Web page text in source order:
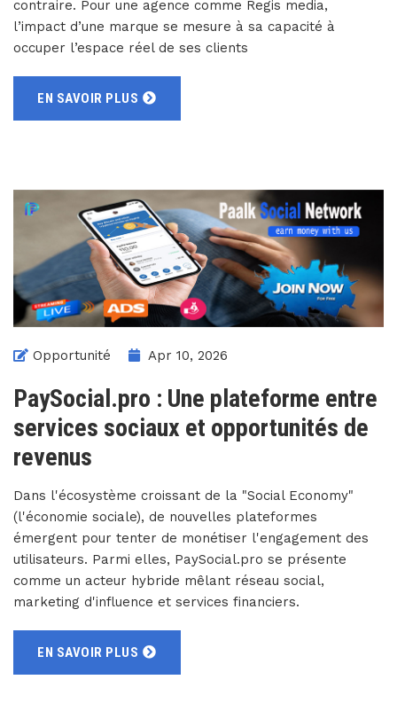
contraire. Pour une agence comme Regis media,
l’impact d’une marque se mesure à sa capacité à
occuper l’espace réel de ses clients
EN SAVOIR PLUS
Opportunité Apr 10, 2026
PaySocial.pro : Une plateforme entre
services sociaux et opportunités de
revenus
Dans l'écosystème croissant de la "Social Economy"
(l'économie sociale), de nouvelles plateformes
émergent pour tenter de monétiser l'engagement des
utilisateurs. Parmi elles, PaySocial.pro se présente
comme un acteur hybride mêlant réseau social,
marketing d'influence et services financiers.
EN SAVOIR PLUS